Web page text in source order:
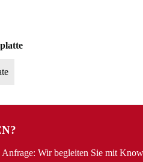
Anfrage: Wir begleiten Sie mit